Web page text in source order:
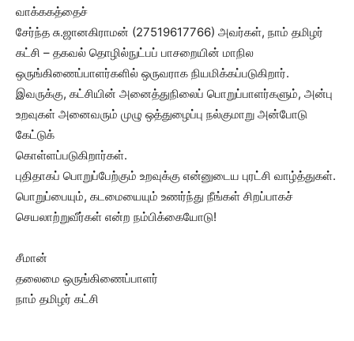
வாக்ககத்தைச்
சேர்ந்த சு.ஜானகிராமன் (27519617766) அவர்கள், நாம் தமிழர்
கட்சி – தகவல் தொழில்நுட்பப் பாசறையின் மாநில
ஒருங்கிணைப்பாளர்களில் ஒருவராக நியமிக்கப்படுகிறார்.
இவருக்கு, கட்சியின் அனைத்துநிலைப் பொறுப்பாளர்களும், அன்பு
உறவுகள் அனைவரும் முழு ஒத்துழைப்பு நல்குமாறு அன்போடு
கேட்டுக்
கொள்ளப்படுகிறார்கள்.
புதிதாகப் பொறுப்பேற்கும் உறவுக்கு என்னுடைய புரட்சி வாழ்த்துகள்.
பொறுப்பையும், கடமையையும் உணர்ந்து நீங்கள் சிறப்பாகச்
செயலாற்றுவீர்கள் என்ற நம்பிக்கையோடு!
சீமான்
தலைமை ஒருங்கிணைப்பாளர்
நாம் தமிழர் கட்சி